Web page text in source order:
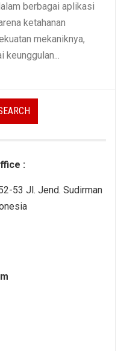
berbagai aplikasi
ketahanan
mekaniknya,
keunggulan...
:
53 Jl. Jend. Sudirman